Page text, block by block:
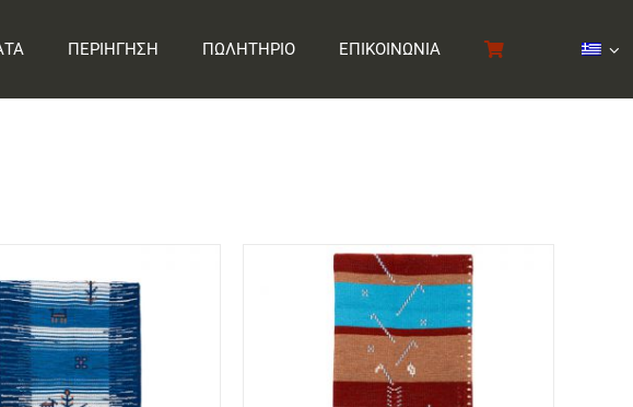
ΠΕΡΙΗΓΗΣΗ ΠΩΛΗΤΗΡΙΟ ΕΠΙΚΟΙΝΩΝΙΑ